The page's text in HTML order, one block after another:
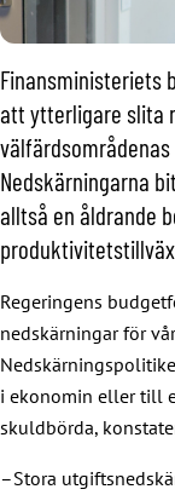
Finansministeriets
att ytterligare slita
Nedskärningarna
alltså en åldrande
Regeringens
nedskärningar för
i ekonomin eller till
skuldbörda,
–Stora